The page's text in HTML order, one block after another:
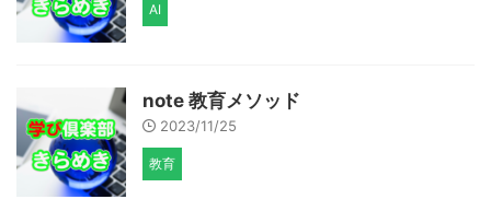
AI
note 教育メソッド
2023/11/25
教育